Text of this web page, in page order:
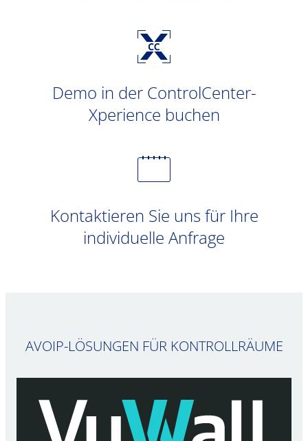
Demo in der ControlCenter-
Xperience buchen
Kontaktieren Sie uns für Ihre
individuelle Anfrage
AVOIP-LÖSUNGEN FÜR KONTROLLRÄUME